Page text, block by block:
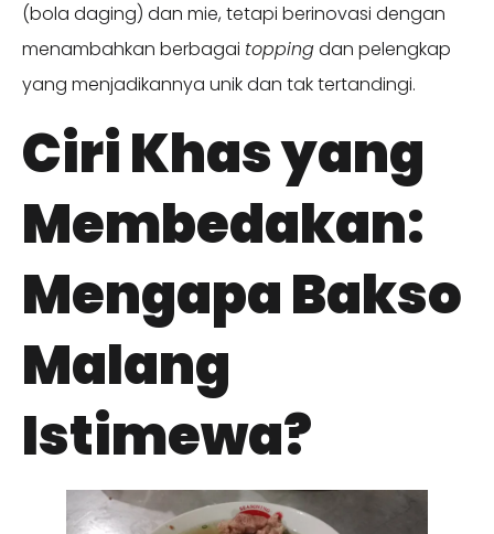
(bola daging) dan mie, tetapi berinovasi dengan
menambahkan berbagai toppingdan pelengkap
yang menjadikannya unik dan tak tertandingi.
Ciri Khas yang
Membedakan:
Mengapa Bakso
Malang
Istimewa?